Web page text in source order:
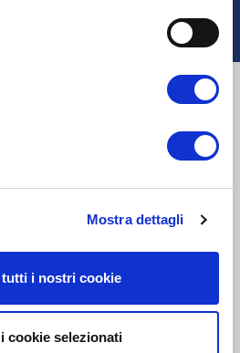
Mostra dettagli
i nostri cookie
cookie selezionati
DI PIÙ